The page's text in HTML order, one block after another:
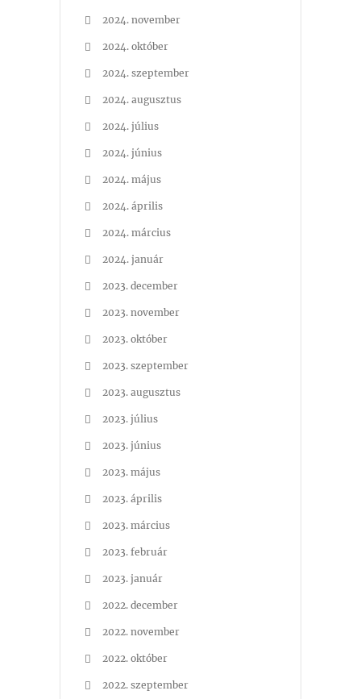
2024. november
2024. október
2024. szeptember
2024. augusztus
2024. július
2024. június
2024. május
2024. április
2024. március
2024. január
2023. december
2023. november
2023. október
2023. szeptember
2023. augusztus
2023. július
2023. június
2023. május
2023. április
2023. március
2023. február
2023. január
2022. december
2022. november
2022. október
2022. szeptember